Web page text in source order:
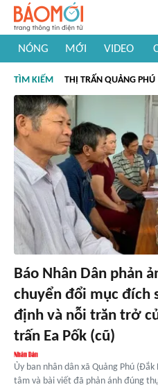
NÓNG MỚI VIDEO
#Khám phá thế giới
TÌM KIẾM THỊ TRẤN QUẢNG PHÚ
Báo Nhân Dân phản
chuyển đổi mục đích
định và nỗi trăn trở
trấn Ea Pốk (cũ)
Ủy ban nhân dân xã Quảng Phú
tâm và bài viết đã phản ánh đúng